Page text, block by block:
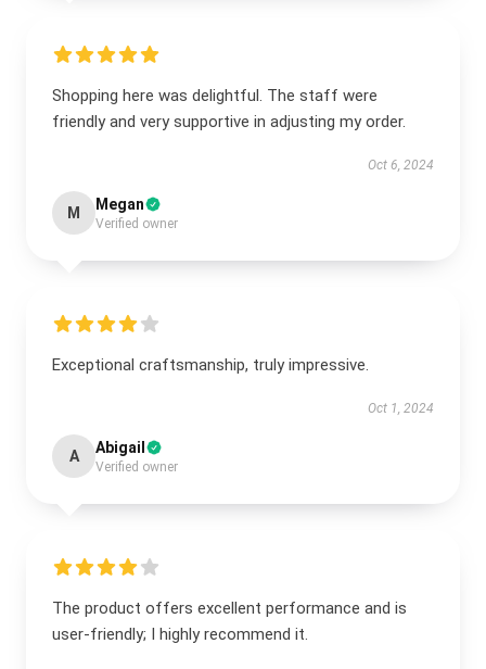
Shopping here was delightful. The staff were
friendly and very supportive in adjusting my order.
Oct 6, 2024
M Megan
Verified owner
Exceptional craftsmanship, truly impressive.
Oct 1, 2024
A Abigail
Verified owner
The product offers excellent performance and is
user-friendly; I highly recommend it.